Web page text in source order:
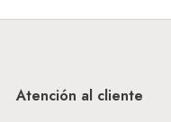
Atención al cliente